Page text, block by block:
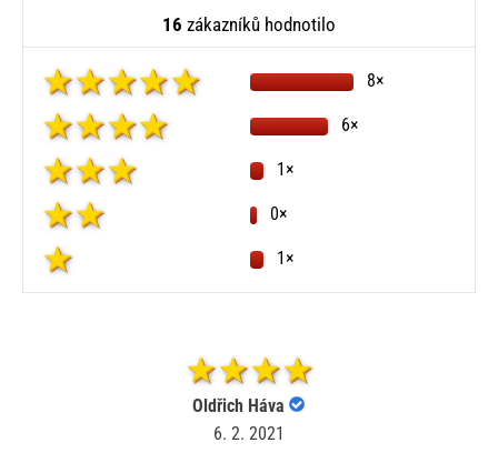
16 zákazníků hodnotilo
8×
6×
1×
0×
1×
Oldřich Háva
6. 2. 2021